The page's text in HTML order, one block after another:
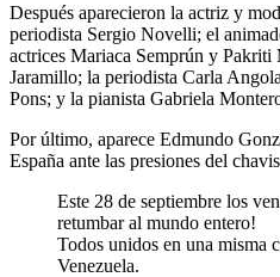
Después aparecieron la actriz y
periodista Sergio Novelli; el
actrices Mariaca Semprún y
Jaramillo; la periodista Carla
Pons; y la pianista Gabriela
Por último, aparece Edmundo
España ante las presiones del
Este 28 de septiembre los
retumbar al mundo entero!
Todos unidos en una misma
Venezuela.